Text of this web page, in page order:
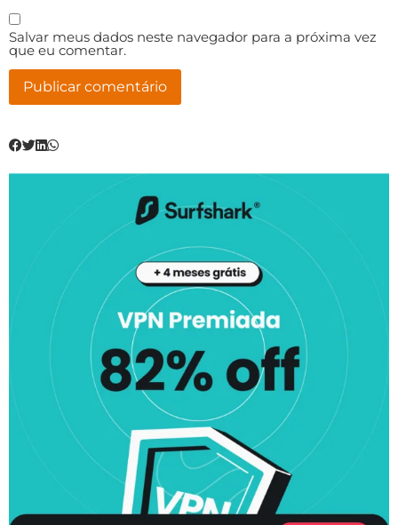
Salvar meus dados neste navegador para a próxima vez
que eu comentar.